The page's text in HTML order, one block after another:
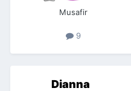
Musafir
9
Dianna